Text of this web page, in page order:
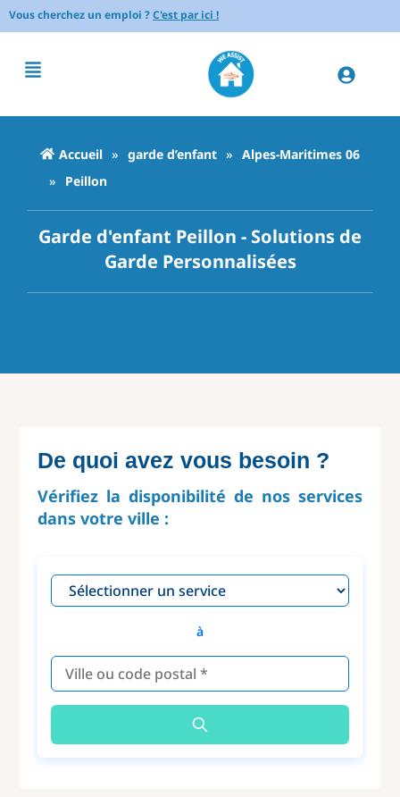
Vous cherchez un emploi ?C'est par ici !
Accueil » garde d’enfant » Alpes-Maritimes 06
»
Peillon
Garde d'enfant Peillon - Solutions de
Garde Personnalisées
De quoi avez vous besoin ?
Vérifiez la disponibilité de nos services
dans votre ville :
à